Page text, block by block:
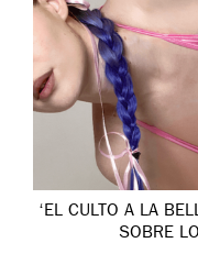
‘EL CULTO A LA
SOBRE